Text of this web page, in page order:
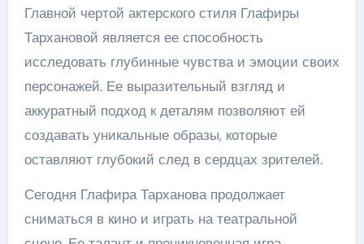
Главной чертой актерского стиля Глафиры
Тархановой является ее способность
исследовать глубинные чувства и эмоции своих
персонажей. Ее выразительный взгляд и
аккуратный подход к деталям позволяют ей
создавать уникальные образы, которые
оставляют глубокий след в сердцах зрителей.
Сегодня Глафира Тарханова продолжает
сниматься в кино и играть на театральной